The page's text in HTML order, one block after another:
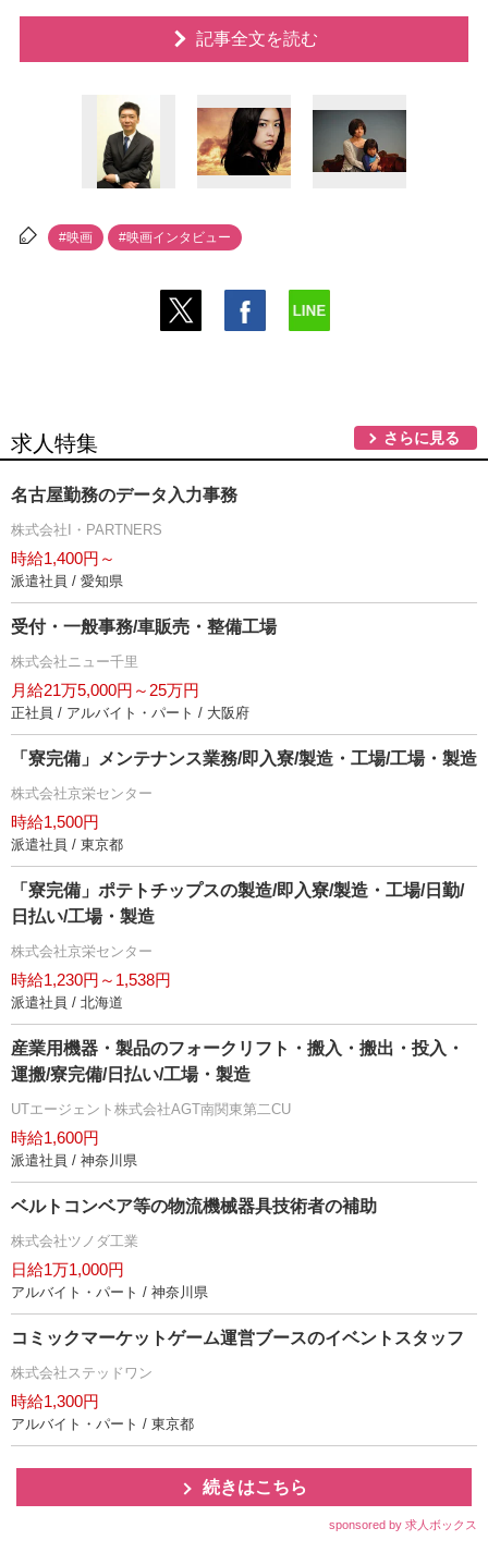
記事全文を読む
#映画 #映画インタビュー
求人特集 さらに見る
名古屋勤務のデータ入力事務
株式会社I・PARTNERS
時給1,400円～
派遣社員 / 愛知県
受付・一般事務/車販売・整備工場
株式会社ニュー千里
月給21万5,000円～25万円
正社員 / アルバイト・パート / 大阪府
「寮完備」メンテナンス業務/即入寮/製造・工場/工場・製造
株式会社京栄センター
時給1,500円
派遣社員 / 東京都
「寮完備」ポテトチップスの製造/即入寮/製造・工場/日勤/
日払い/工場・製造
株式会社京栄センター
時給1,230円～1,538円
派遣社員 / 北海道
産業用機器・製品のフォークリフト・搬入・搬出・投入・
運搬/寮完備/日払い/工場・製造
UTエージェント株式会社AGT南関東第二CU
時給1,600円
派遣社員 / 神奈川県
ベルトコンベア等の物流機械器具技術者の補助
株式会社ツノダ工業
日給1万1,000円
アルバイト・パート / 神奈川県
コミックマーケットゲーム運営ブースのイベントスタッフ
株式会社ステッドワン
時給1,300円
アルバイト・パート / 東京都
続きはこちら
sponsored by 求人ボックス